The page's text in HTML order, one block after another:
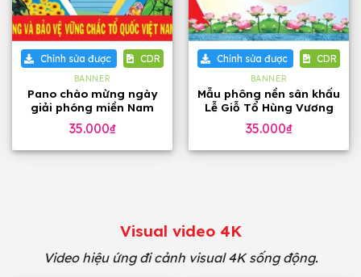
Chỉnh sửa được CDR
BANNER
Pano chào mừng ngày
giải phóng miền Nam
30-4
35.000₫
Chỉnh sửa được CDR
BANNER
Mẫu phông nền sân khấu
Lễ Giỗ Tổ Hùng Vương
10 tháng 3
35.000₫
Visual video 4K
Video hiệu ứng đi cảnh visual 4K sống động.